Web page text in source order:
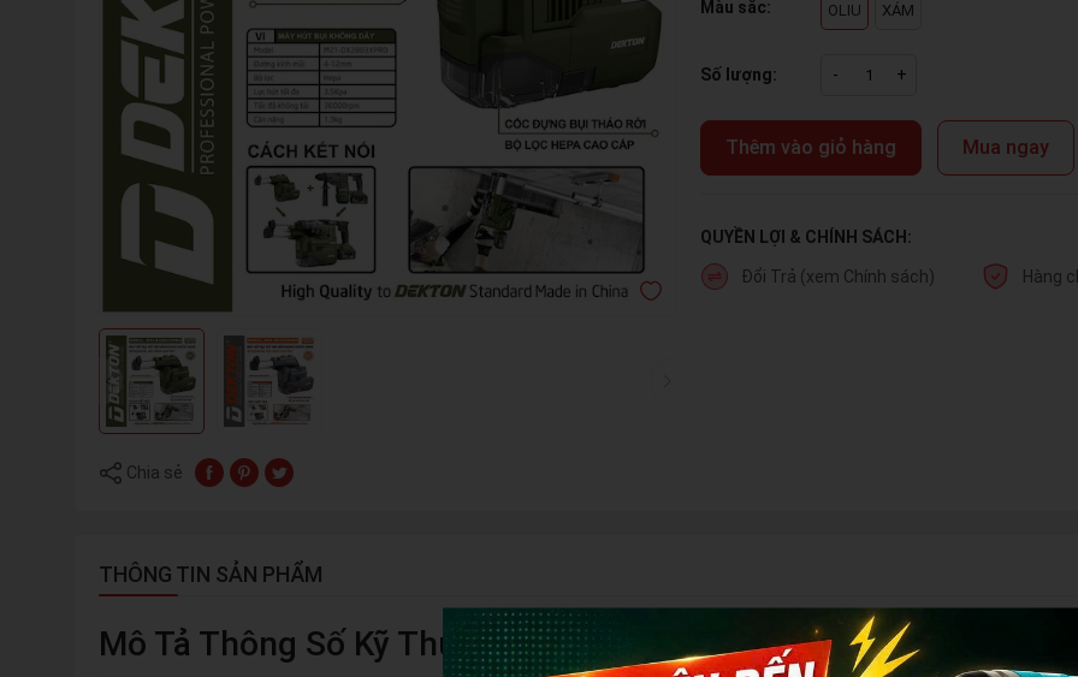
Chia sẻ
Màu sắc: OLIU XÁM
Số lượng: - +
Thêm vào giỏ hàng Mua ngay
QUYỀN LỢI & CHÍNH SÁCH:
Đổi Trả (xem Chính sách) Hàng
THÔNG TIN SẢN PHẨM
Mô Tả Thông Số Kỹ Thuật